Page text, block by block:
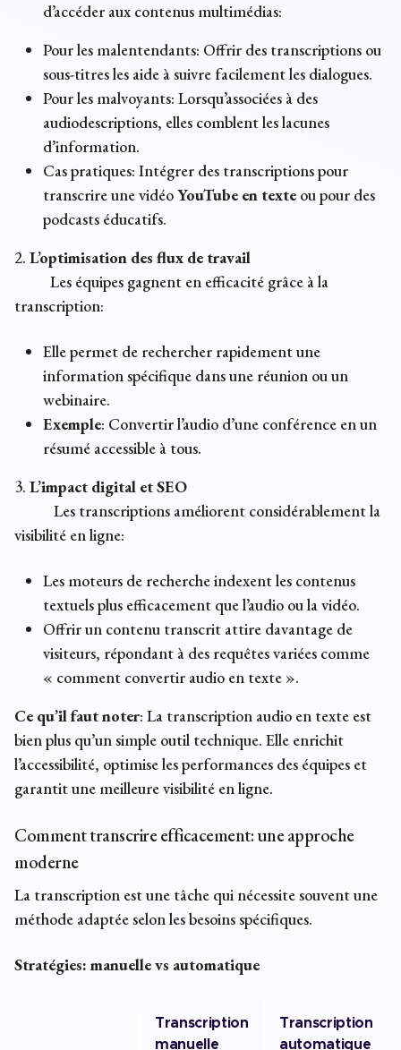
d’accéder aux contenus multimédias:
Pour les malentendants: Offrir des transcriptions ou
sous-titres les aide à suivre facilement les dialogues.
Pour les malvoyants: Lorsqu’associées à des
audiodescriptions, elles comblent les lacunes
d’information.
Cas pratiques: Intégrer des transcriptions pour
transcrire une vidéoYouTube en texte ou pour des
podcasts éducatifs.
2. L’optimisation des flux de travail
Les équipes gagnent en efficacité grâce à la
transcription:
Elle permet de rechercher rapidement une
information spécifique dans une réunion ou un
webinaire.
Exemple: Convertir l’audio d’une conférence en un
résumé accessible à tous.
3. L’impact digital et SEO
Les transcriptions améliorent considérablement la
visibilité en ligne:
Les moteurs de recherche indexent les contenus
textuels plus efficacement que l’audio ou la vidéo.
Offrir un contenu transcrit attire davantage de
visiteurs, répondant à des requêtes variées comme
« comment convertir audio en texte ».
Ce qu’il faut noter: La transcription audio en texte est
bien plus qu’un simple outil technique. Elle enrichit
l’accessibilité, optimise les performances des équipes et
garantit une meilleure visibilité en ligne.
Comment transcrire efficacement: une approche
moderne
La transcription est une tâche qui nécessite souvent une
méthode adaptée selon les besoins spécifiques.
Stratégies: manuelle vs automatique
Transcription
manuelle
Transcription
automatique